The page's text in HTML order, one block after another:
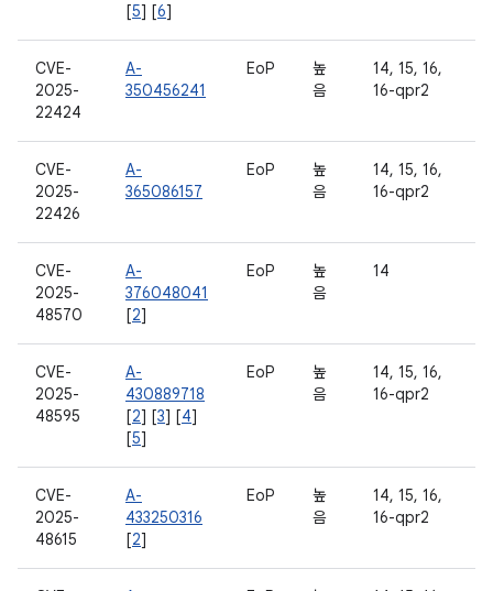
[5] [6]
CVE-
2025-
22424
A-
350456241
EoP
높
음
14, 15, 16,
16-qpr2
CVE-
2025-
22426
A-
365086157
EoP
높
음
14, 15, 16,
16-qpr2
CVE-
2025-
48570
A-
376048041
[2]
EoP
높
음
14
CVE-
2025-
48595
A-
430889718
[2] [3] [4]
[5]
EoP
높
음
14, 15, 16,
16-qpr2
CVE-
2025-
48615
A-
433250316
[2]
EoP
높
음
14, 15, 16,
16-qpr2